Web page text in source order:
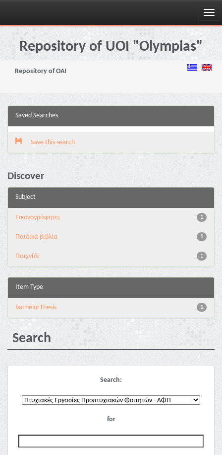
Skip
navigationRepository of UOI "Olympias"
Repository of OAI
Saved Searches
Save this search
Discover
Subject
1
Εικονογράφηση
1
Παιδικά βιβλία
1
Παιχνίδι
Item Type
1
bachelorThesis
Search
Search:
for